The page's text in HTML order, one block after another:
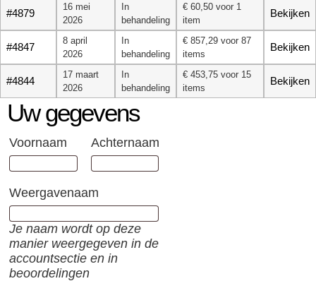
#4879
16 mei
2026
In
behandeling
€ 60,50 voor 1
item
Bekijken
#4847
8 april
2026
In
behandeling
€ 857,29 voor 87
items
Bekijken
#4844
17 maart
2026
In
behandeling
€ 453,75 voor 15
items
Bekijken
Uw gegevens
Voornaam Achternaam
Weergavenaam
Je naam wordt op deze
manier weergegeven in de
accountsectie en in
beoordelingen